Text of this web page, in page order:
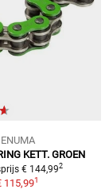
ENUMA
KETT. GROEN
€ 144,992
115,991